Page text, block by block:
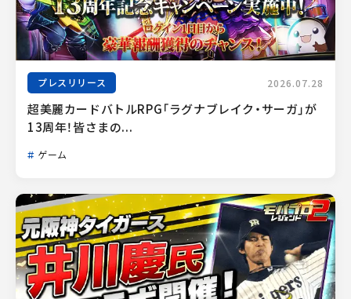
プレスリリース 2026.07.28
超美麗カードバトルRPG「ラグナブレイク・サーガ」が
13周年！皆さまの...
ゲーム